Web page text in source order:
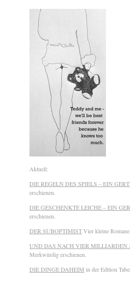
Aktuell:
DIE REGELN DES SPIELS – EIN
erschienen.
DIE GESCHENKTE LEICHE – EIN
erschienen.
DER SUBOPTIMISTVier kleine
UND DAS NACH VIER MILLIARDEN
Merkwürdig erschienen.
DIE DINGE DAHEIM in der Edition